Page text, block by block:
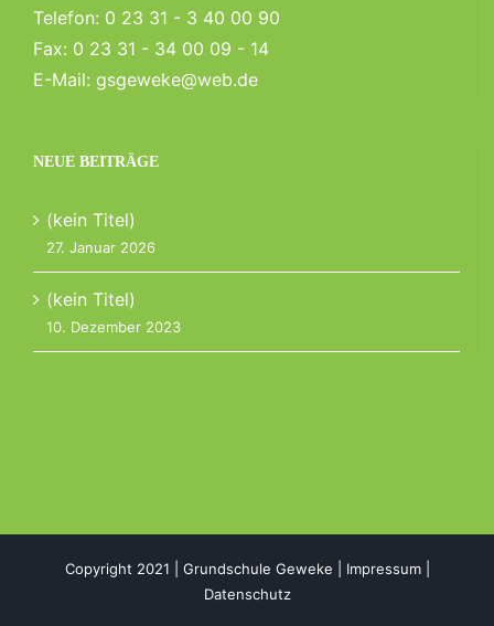
Telefon: 0 23 31 - 3 40 00 90
Fax: 0 23 31 - 34 00 09 - 14
E-Mail: gsgeweke@web.de
NEUE BEITRÄGE
(kein Titel)
27. Januar 2026
(kein Titel)
10. Dezember 2023
Copyright 2021 | Grundschule Geweke | Impressum|
Datenschutz